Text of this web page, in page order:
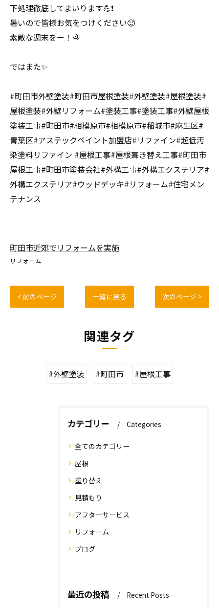
下処理徹底してまいります💪❗️
暑いので皆様お気をつけください🥵
素敵な週末をー！🌈
ではまた✨
#町田市外壁塗装#町田市屋根塗装#外壁塗装#屋根塗装#
屋根塗装#外壁リフォーム#塗装工事#塗装工事#外壁屋根
塗装工事#町田市#相模原市#相模原市#稲城市#麻生区#
青葉区#アステックペイント加盟店#リファイン#超低汚
染塗料リファイン #屋根工事#屋根葺き替え工事#町田市
屋根工事#町田市塗装会社#外構工事#外構エクステリア#
外構エクステリア#ウッドデッキ#リフォーム#住宅メン
テナンス
町田市近郊でリフォームを実施
リフォーム
< 前のページ 一覧に戻る 次のページ >
関連タグ
#外壁塗装 #町田市 #屋根工事
カテゴリー Categories
全てのカテゴリー
屋根
塗り替え
見積もり
アフターサービス
リフォーム
ブログ
最近の投稿 Recent Posts